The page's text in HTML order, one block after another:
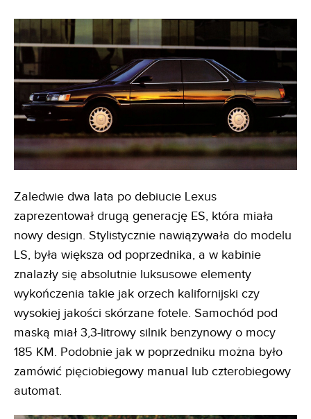
Zaledwie dwa lata po debiucie Lexus
zaprezentował drugą generację ES, która miała
nowy design. Stylistycznie nawiązywała do modelu
LS, była większa od poprzednika, a w kabinie
znalazły się absolutnie luksusowe elementy
wykończenia takie jak orzech kalifornijski czy
wysokiej jakości skórzane fotele. Samochód pod
maską miał 3,3-litrowy silnik benzynowy o mocy
185 KM. Podobnie jak w poprzedniku można było
zamówić pięciobiegowy manual lub czterobiegowy
automat.